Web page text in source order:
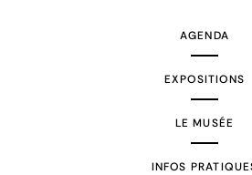
AGENDA
EXPOSITIONS
LE MUSÉE
INFOS